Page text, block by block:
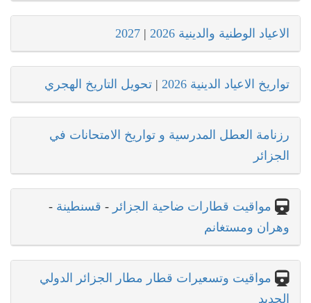
الاعياد الوطنية والدينية 2026 |
2027
تواريخ الاعياد الدينية 2026 | تحويل التاريخ الهجري
رزنامة العطل المدرسية و تواريخ الامتحانات في
الجزائر
مواقيت قطارات ضاحية الجزائر - قسنطينة -
وهران ومستغانم
مواقيت وتسعيرات قطار مطار الجزائر الدولي
الجديد